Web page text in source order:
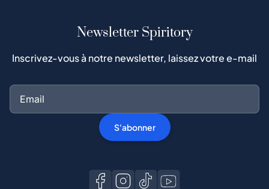
Newsletter Spiritory
Inscrivez-vous à notre newsletter, laissez votre e-mail
S'abonner